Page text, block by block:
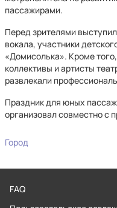
пассажирами.
Перед зрителями
вокала, участники
«Домисолька». Кроме
коллективы и артисты
развлекали
Праздник для юных
организовал совместно с
Город
FAQ